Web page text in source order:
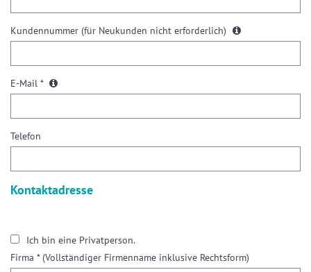
Kundennummer (für Neukunden nicht erforderlich)
E-Mail *
Telefon
Kontaktadresse
Ich bin eine Privatperson.
Firma *(Vollständiger Firmenname inklusive Rechtsform)